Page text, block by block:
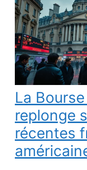
La
replonge
récentes